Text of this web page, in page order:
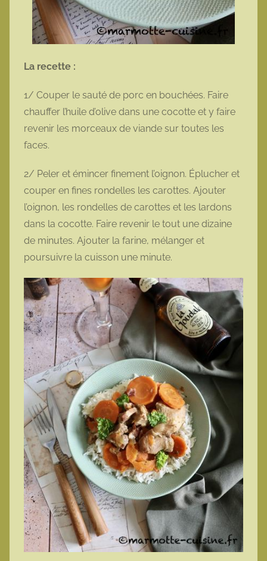
La recette :
1/ Couper le sauté de porc en bouchées. Faire
chauffer l’huile d’olive dans une cocotte et y faire
revenir les morceaux de viande sur toutes les
faces.
2/ Peler et émincer finement l’oignon. Éplucher et
couper en fines rondelles les carottes. Ajouter
l’oignon, les rondelles de carottes et les lardons
dans la cocotte. Faire revenir le tout une dizaine
de minutes. Ajouter la farine, mélanger et
poursuivre la cuisson une minute.